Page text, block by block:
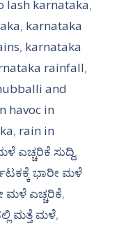
lash karnataka,
, karnataka
, karnataka
rainfall,
and
havoc in
, rain in
ಎಚ್ಚರಿಕೆ ಸುದ್ದಿ,
ಭಾರೀ ಮಳೆ
ಮಳೆ ಎಚ್ಚರಿಕೆ,
ಮತ್ತೆ ಮಳೆ,